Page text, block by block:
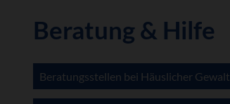
Beratung & Hilfe
Beratungsstellen bei Häuslicher Gewalt